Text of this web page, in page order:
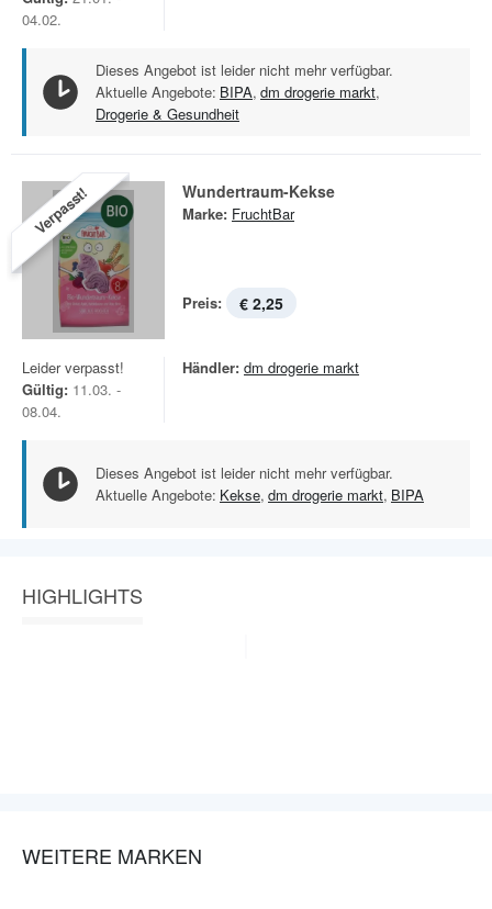
04.02.
Dieses Angebot ist leider nicht mehr verfügbar.
Aktuelle Angebote: BIPA, dm drogerie markt,
Drogerie & Gesundheit
Verpasst! Wundertraum-Kekse
Marke: FruchtBar
Preis: € 2,25
Leider verpasst!
Gültig: 11.03. -
08.04.
Händler: dm drogerie markt
Dieses Angebot ist leider nicht mehr verfügbar.
Aktuelle Angebote: Kekse, dm drogerie markt, BIPA
HIGHLIGHTS